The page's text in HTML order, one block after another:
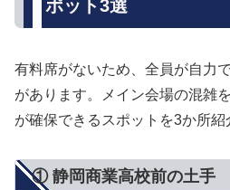
ポット3選
有料席がないため、全員が自力
があります。メイン会場の混雑
が確保できるスポットを3か所紹
① 静岡商業高校前の土手